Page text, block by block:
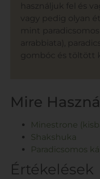
használjuk fel és
vagy pedig olyan
mint
arrabbiata),
gombóc és töltött
Mire
Minestrone
Shakshuka
Paradicsomos
Értékelések